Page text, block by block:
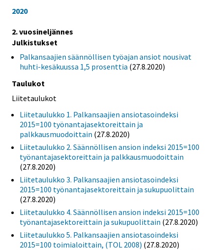
2020
2. vuosineljännes
Julkistukset
Palkansaajien säännöllisen työajan ansiot nousivat
huhti-kesäkuussa 1,5 prosenttia (27.8.2020)
Taulukot
Liitetaulukot
Liitetaulukko 1. Palkansaajien ansiotasoindeksi
2015=100 työnantajasektoreittain ja
palkkausmuodoittain (27.8.2020)
Liitetaulukko 2. Säännöllisen ansion indeksi 2015=100
työnantajasektoreittain ja palkkausmuodoittain
(27.8.2020)
Liitetaulukko 3. Palkansaajien ansiotasoindeksi
2015=100 työnantajasektoreittain ja sukupuolittain
(27.8.2020)
Liitetaulukko 4. Säännöllisen ansion indeksi 2015=100
työnantajasektoreittain ja sukupuolittain (27.8.2020)
Liitetaulukko 5. Palkansaajien ansiotasoindeksi
2015=100 toimialoittain, (TOL 2008) (27.8.2020)